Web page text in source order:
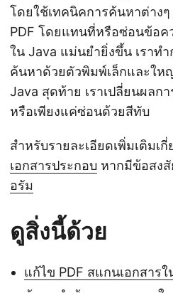
โดยใช้เทคนิคการค้นหาต่าง
PDF โดยแทนที่หรือซ่อนข้อค
ใน Java แม่นยำยิ่งขึ้น เราท
ค้นหาด้วยตัวพิมพ์เล็กและให
Java สุดท้าย เราเปลี่ยนผล
หรือเพียงแค่ซ่อนด้วยสีทับ
สำหรับรายละเอียดเพิ่มเติมเ
เอกสารประกอบ หากมีข้อสง
อรัม
ดูสิ่งนี้ด้วย
แก้ไข PDF สแกนเอกสารใ